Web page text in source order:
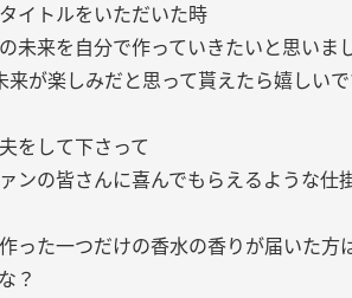
イトルをいただいた時
未来を自分で作っていきたいと思いまし
が楽しみだと思って貰えたら嬉しい
をして下さって
ンの皆さんに喜んでもらえるような仕
った一つだけの香水の香りが届いた方
？